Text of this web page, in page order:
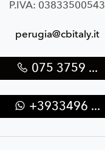
P.IVA: 03833500543
perugia@cbitaly.it
075 3759 ...
+3933496 ...